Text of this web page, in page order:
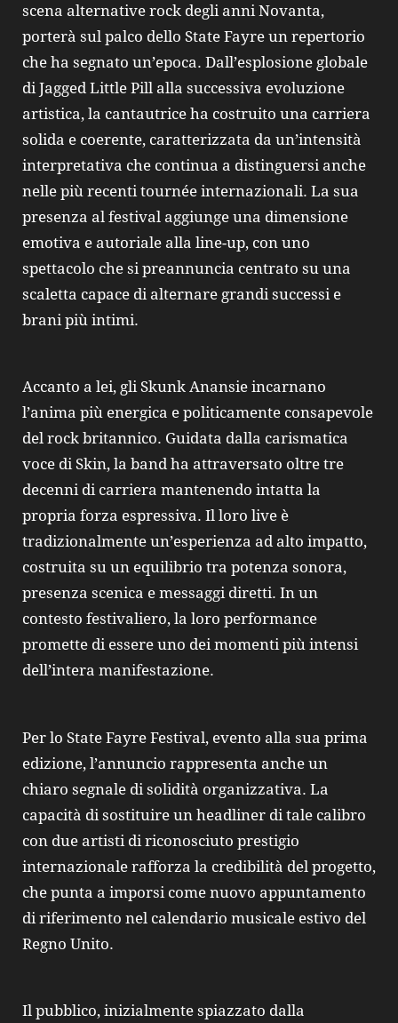
scena alternative rock degli anni Novanta,
porterà sul palco dello State Fayre un repertorio
che ha segnato un’epoca. Dall’esplosione globale
di Jagged Little Pill alla successiva evoluzione
artistica, la cantautrice ha costruito una carriera
solida e coerente, caratterizzata da un’intensità
interpretativa che continua a distinguersi anche
nelle più recenti tournée internazionali. La sua
presenza al festival aggiunge una dimensione
emotiva e autoriale alla line-up, con uno
spettacolo che si preannuncia centrato su una
scaletta capace di alternare grandi successi e
brani più intimi.
Accanto a lei, gli Skunk Anansie incarnano
l’anima più energica e politicamente consapevole
del rock britannico. Guidata dalla carismatica
voce di Skin, la band ha attraversato oltre tre
decenni di carriera mantenendo intatta la
propria forza espressiva. Il loro live è
tradizionalmente un’esperienza ad alto impatto,
costruita su un equilibrio tra potenza sonora,
presenza scenica e messaggi diretti. In un
contesto festivaliero, la loro performance
promette di essere uno dei momenti più intensi
dell’intera manifestazione.
Per lo State Fayre Festival, evento alla sua prima
edizione, l’annuncio rappresenta anche un
chiaro segnale di solidità organizzativa. La
capacità di sostituire un headliner di tale calibro
con due artisti di riconosciuto prestigio
internazionale rafforza la credibilità del progetto,
che punta a imporsi come nuovo appuntamento
di riferimento nel calendario musicale estivo del
Regno Unito.
Il pubblico, inizialmente spiazzato dalla